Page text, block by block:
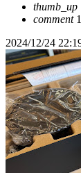
thumb_up
comment
2024/12/24